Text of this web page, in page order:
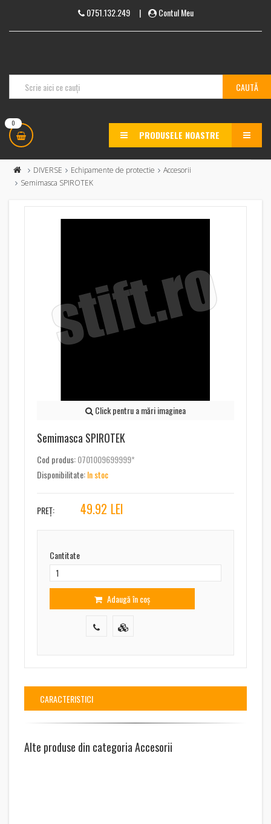
0751.132.249| Contul Meu
0
PRODUSELE NOASTRE MENU
DIVERSE Echipamente de protectie
Accesorii
Semimasca SPIROTEK
Click pentru a mări imaginea
Semimasca SPIROTEK
Cod produs:0701009699999*
Disponibilitate:In stoc
PREȚ: 49.92 LEI
Cantitate
Adaugă în coș
CARACTERISTICI
Alte produse din categoria Accesorii